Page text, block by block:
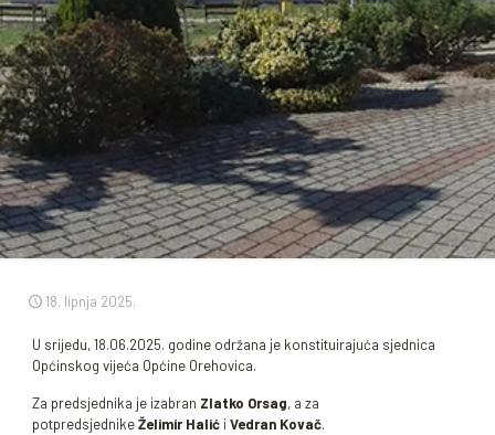
18. lipnja 2025.
U srijedu, 18.06.2025. godine održana je konstituirajuća sjednica
Općinskog vijeća Općine Orehovica.
Za predsjednika je izabran Zlatko Orsag, a za
potpredsjednikeŽelimir Halići Vedran Kovač.